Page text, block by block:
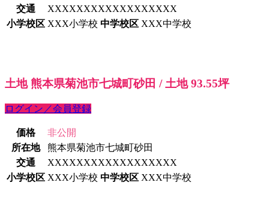
交通
XXXXXXXXXXXXXXXXXX
小学校区 XXX小学校 中学校区 XXX中学校
土地 熊本県菊池市七城町砂田 / 土地 93.55坪
ログイン／会員登録
価格
非公開
所在地
熊本県菊池市七城町砂田
交通
XXXXXXXXXXXXXXXXXX
小学校区 XXX小学校 中学校区 XXX中学校